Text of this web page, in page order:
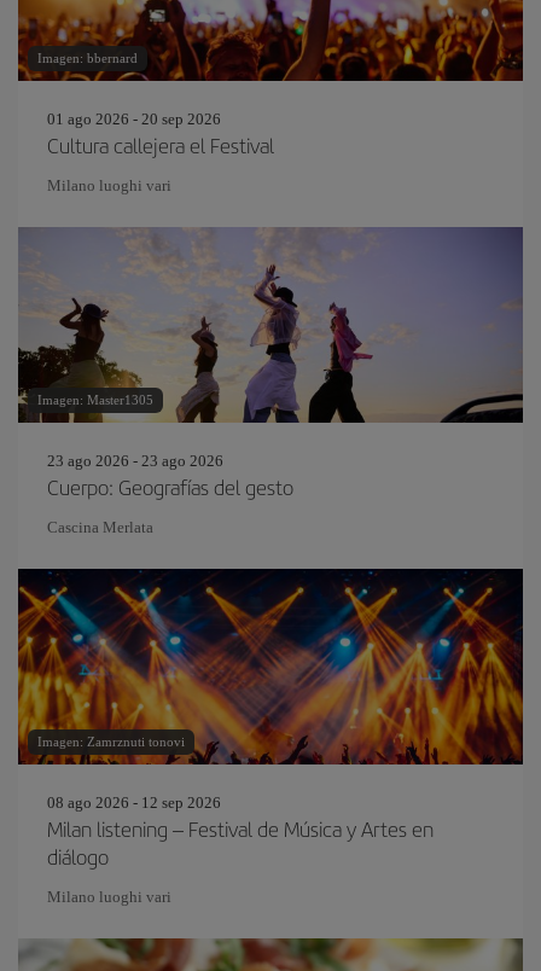
Imagen: bbernard
01 ago 2026 - 20 sep 2026
Cultura callejera el Festival
Milano luoghi vari
Imagen: Master1305
23 ago 2026 - 23 ago 2026
Cuerpo: Geografías del gesto
Cascina Merlata
Imagen: Zamrznuti tonovi
08 ago 2026 - 12 sep 2026
Milan listening – Festival de Música y Artes en
diálogo
Milano luoghi vari